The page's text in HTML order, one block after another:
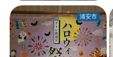
浦安市